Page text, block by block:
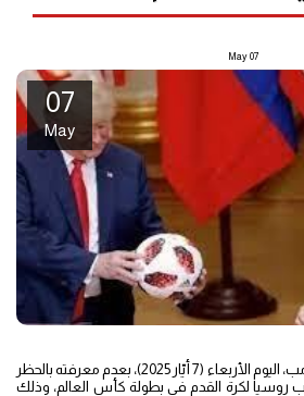
07
May
07
May
أقر الرئيس الأمريكي دونالد ترامب، اليوم الأربعاء (7 أيّار 2025)، بعدم معرفته بالحظر
لكرة القدم في بطولة كأس العالم، وذلك